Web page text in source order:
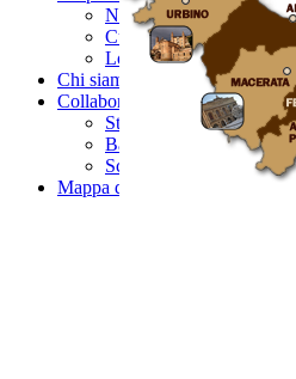
News / Eventi
CuriositÃ
LocalitÃ
Chi siamo
Collabora con noi
Strutture turistiche
Banner
Scambio link
Mappa del sito